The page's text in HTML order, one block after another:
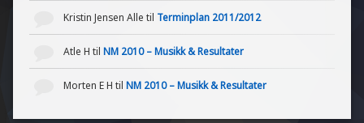
Kristin Jensen Alle til Terminplan 2011/2012
Atle H til NM 2010 – Musikk & Resultater
Morten E H til NM 2010 – Musikk & Resultater